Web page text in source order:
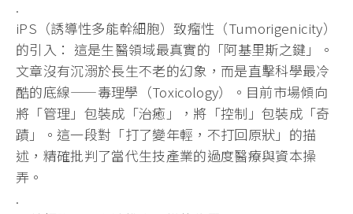
.
iPS（誘導性多能幹細胞）致瘤性（Tumorigenicity）
的引入： 這是生醫領域最真實的「阿基里斯之鍵」。
文章沒有沉溺於長生不老的幻象，而是直擊科學最冷
酷的底線——毒理學（Toxicology）。目前市場傾向
將「管理」包裝成「治癒」，將「控制」包裝成「奇
蹟」。這一段對「打了變年輕，不打回原狀」的描
述，精確批判了當代生技產業的過度醫療與資本操
弄。
.